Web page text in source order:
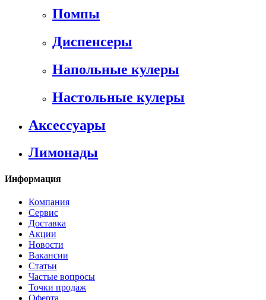
Помпы
Диспенсеры
Напольные кулеры
Настольные кулеры
Аксессуары
Лимонады
Информация
Компания
Сервис
Доставка
Акции
Новости
Вакансии
Статьи
Частые вопросы
Точки продаж
Оферта